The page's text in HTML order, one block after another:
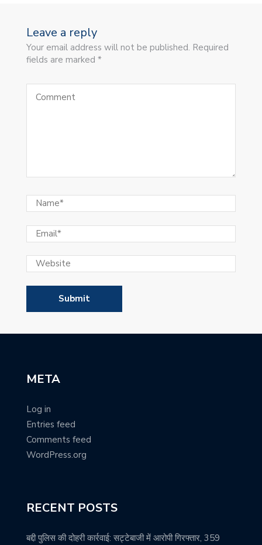
Leave a reply
Your email address will not be published. Required
fields are marked *
META
Log in
Entries feed
Comments feed
WordPress.org
RECENT POSTS
बद्दी पुलिस की दोहरी कार्रवाई: सट्टेबाजी में आरोपी गिरफ्तार, 359